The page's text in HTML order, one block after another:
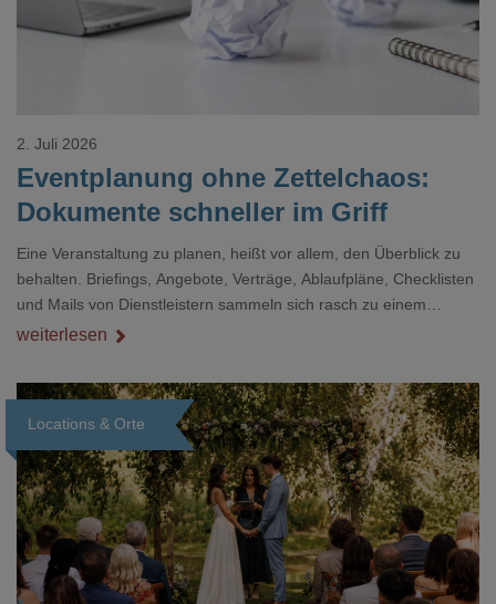
Eventplanung ohne Zettelchaos:
Dokumente schneller im Griff
2. Juli 2026
Eine Veranstaltung zu planen, heißt vor allem, den Überblick zu
behalten. Briefings, Angebote, Verträge, Ablaufpläne, Checklisten
und Mails von Dienstleistern sammeln sich rasch zu einem
unübersichtlichen Stapel. Wer schon einmal kurz vor einem Event
Dokument gesucht hat, kennt das mulmige Gefühl.
weiterlesen
Locations & Orte
Loading...